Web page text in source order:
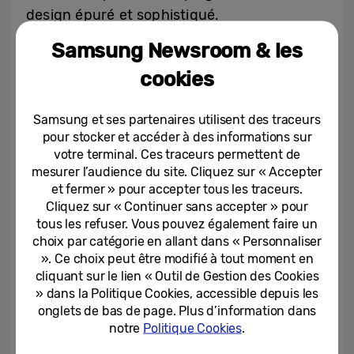
design épuré et sophistiqué.
La carafe à remplissage automatique
[4]ne contient pas de
Elle propose facilement et à tout moment
une eau fraîche filtrée. L’appareil est
également doté d’un infuseur[7]intégré
pour créer des boissons aromatisées en
ajoutant des fruits ou des infusions. Enfin,
les utilisateurs peuvent disposer à tout
moment de glace grâce à la machine à
glaçons double automatique Dual Auto Ice
Maker[8], qui propose au choix des glaçons
sphériques ou bien cubiques.
Samsung Newsroom & les
cookies
Samsung et ses partenaires utilisent des traceurs
pour stocker et accéder à des informations sur
votre terminal. Ces traceurs permettent de
mesurer l’audience du site. Cliquez sur « Accepter
et fermer » pour accepter tous les traceurs.
Cliquez sur « Continuer sans accepter » pour
tous les refuser. Vous pouvez également faire un
choix par catégorie en allant dans « Personnaliser
». Ce choix peut être modifié à tout moment en
cliquant sur le lien « Outil de Gestion des Cookies
» dans la Politique Cookies, accessible depuis les
onglets de bas de page. Plus d’information dans
notre Politique Cookies.